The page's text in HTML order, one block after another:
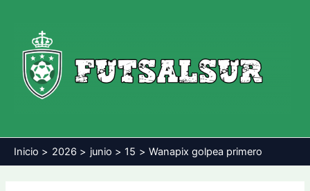
contenido
Inicio 2026 junio 15 Wanapix golpea primero